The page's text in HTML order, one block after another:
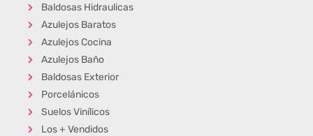
Baldosas Hidraulicas
Azulejos Baratos
Azulejos Cocina
Azulejos Baño
Baldosas Exterior
Porcelánicos
Suelos Vinílicos
Los + Vendidos